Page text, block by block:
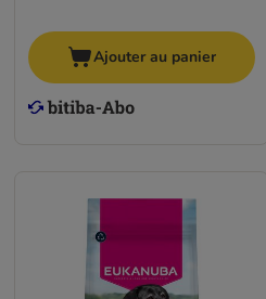
Ajouter au panier